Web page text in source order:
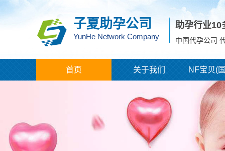
子夏助孕公司
YunHe Network Company
助孕行业10
中国代孕公司
首页 关于我们 NF宝贝(